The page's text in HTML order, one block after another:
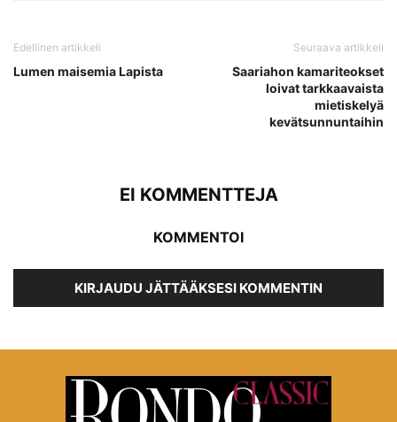
Edellinen artikkeli
Lumen maisemia Lapista
Seuraava artikkeli
Saariahon kamariteokset
loivat tarkkaavaista
mietiskelyä
kevätsunnuntaihin
EI KOMMENTTEJA
KOMMENTOI
KIRJAUDU JÄTTÄÄKSESI KOMMENTIN